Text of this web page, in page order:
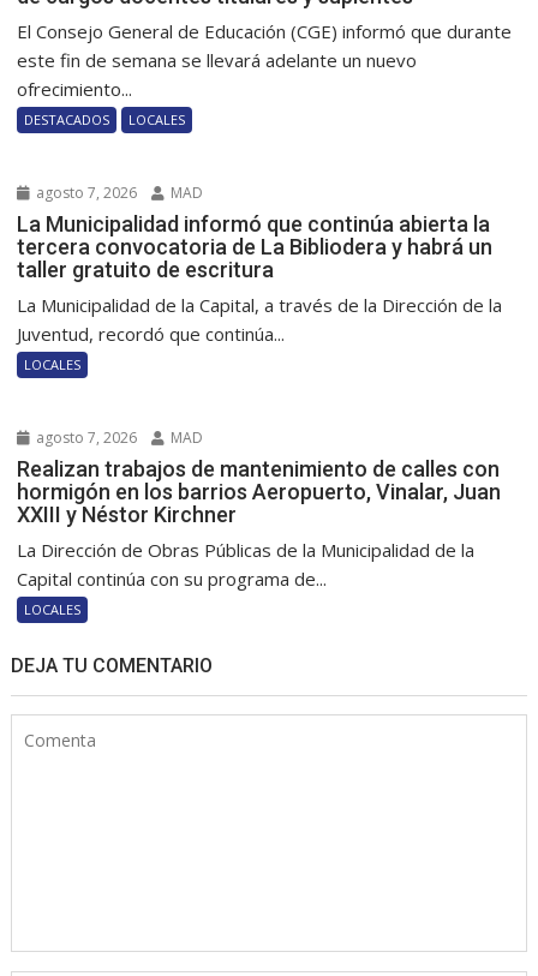
El Consejo General de Educación (CGE) informó que durante
este fin de semana se llevará adelante un nuevo
ofrecimiento...
DESTACADOS LOCALES
agosto 7, 2026 MAD
La Municipalidad informó que continúa abierta la
tercera convocatoria de La Bibliodera y habrá un
taller gratuito de escritura
La Municipalidad de la Capital, a través de la Dirección de la
Juventud, recordó que continúa...
LOCALES
agosto 7, 2026 MAD
Realizan trabajos de mantenimiento de calles con
hormigón en los barrios Aeropuerto, Vinalar, Juan
XXIII y Néstor Kirchner
La Dirección de Obras Públicas de la Municipalidad de la
Capital continúa con su programa de...
LOCALES
DEJA TU COMENTARIO